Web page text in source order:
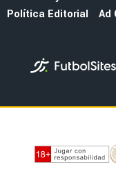
Política Editorial
Ad